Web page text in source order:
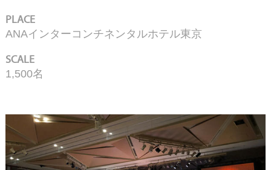
PLACE
ANAインターコンチネンタルホテル東京
SCALE
1,500名